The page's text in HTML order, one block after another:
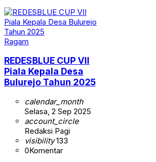
Ragam
REDESBLUE CUP VII
Piala Kepala Desa
Bulurejo Tahun 2025
calendar_month
Selasa, 2 Sep 2025
account_circle
Redaksi Pagi
visibility133
0Komentar